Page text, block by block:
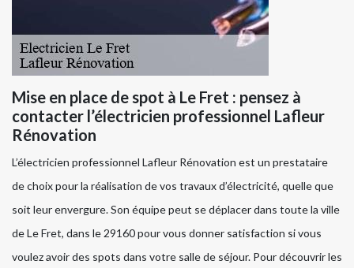
Mise en place de spot à Le Fret : pensez à
contacter l’électricien professionnel Lafleur
Rénovation
L’électricien professionnel Lafleur Rénovation est un prestataire
de choix pour la réalisation de vos travaux d’électricité, quelle que
soit leur envergure. Son équipe peut se déplacer dans toute la ville
de Le Fret, dans le 29160 pour vous donner satisfaction si vous
voulez avoir des spots dans votre salle de séjour. Pour découvrir les